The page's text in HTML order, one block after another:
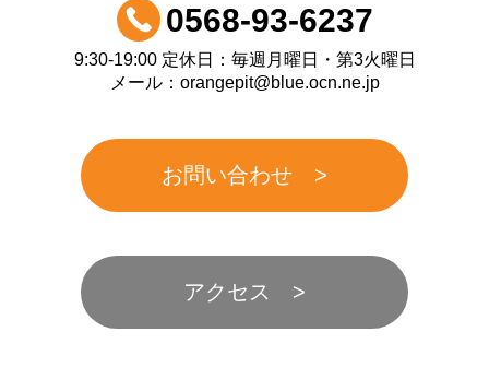
0568-93-6237
9:30-19:00 定休日：毎週月曜日・第3火曜日
メール：orangepit@blue.ocn.ne.jp
お問い合わせ
アクセス